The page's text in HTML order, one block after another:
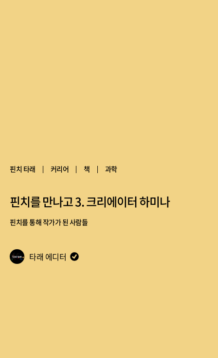
핀치 타래 커리어 책 과학
핀치를 만나고 3. 크리에이터 하미나
핀치를 통해 작가가 된 사람들
타래 에디터